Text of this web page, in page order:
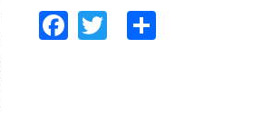
Facebook
TwitterShare